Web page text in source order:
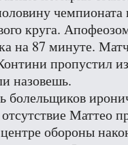
чемпионата
круга.
на 87 минуте.
пропустил
назовешь.
болельщиков
Маттео
обороны